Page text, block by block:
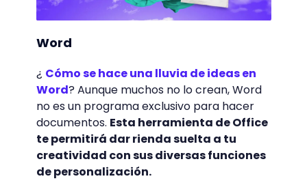
Word
¿ Cómo se hace una lluvia de ideas en
Word? Aunque muchos no lo crean, Word
no es un programa exclusivo para hacer
documentos. Esta herramienta de Office
te permitirá dar rienda suelta a tu
creatividad con sus diversas funciones
de personalización.